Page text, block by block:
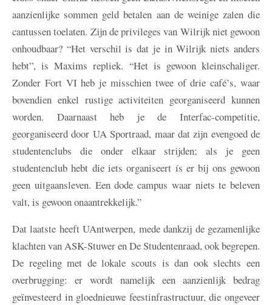
aanzienlijke sommen geld betalen aan de weinige zalen die
cantussen toelaten. Zijn de privileges van Wilrijk niet gewoon
onhoudbaar? “Het verschil is dat je in Wilrijk niets anders
hebt”, is Maxims repliek. “Het is gewoon kleinschaliger.
Zonder Fort VI heb je misschien twee of drie café’s, waar
bovendien enkel rustige activiteiten georganiseerd kunnen
worden. Daarnaast heb je de Interfac-competitie,
georganiseerd door UA Sportraad, maar dat zijn evengoed de
studentenclubs die onder elkaar strijden; als je geen
studentenclub hebt die iets organiseert ís er bij ons gewoon
geen uitgaansleven. Een dode campus waar niets te beleven
valt, is gewoon onaantrekkelijk.”
Dat laatste heeft UAntwerpen, mede dankzij de gezamenlijke
klachten van ASK-Stuwer en De Studentenraad, ook begrepen.
De regeling met de lokale scouts is dan ook slechts een
overbrugging: er wordt namelijk een aanzienlijk bedrag
geïnvesteerd in gloednieuwe feestinfrastructuur, die ongeveer